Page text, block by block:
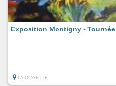
Exposition Montigny -
LA CLAYETTE